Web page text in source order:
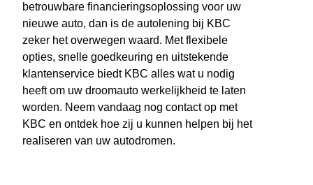
betrouwbare financieringsoplossing voor uw
nieuwe auto, dan is de autolening bij KBC
zeker het overwegen waard. Met flexibele
opties, snelle goedkeuring en uitstekende
klantenservice biedt KBC alles wat u nodig
heeft om uw droomauto werkelijkheid te laten
worden. Neem vandaag nog contact op met
KBC en ontdek hoe zij u kunnen helpen bij het
realiseren van uw autodromen.